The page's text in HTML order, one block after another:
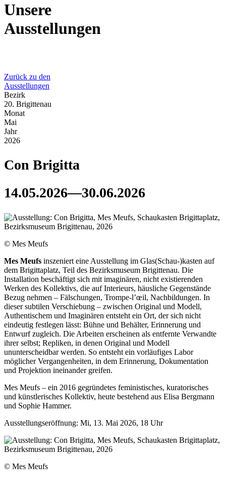
Unsere
Ausstellungen
Zurück zu den
Ausstellungen
Bezirk
20. Brigittenau
Monat
Mai
Jahr
2026
Con Brigitta
14.05.2026—30.06.2026
© Mes Meufs
Mes Meufs inszeniert eine Ausstellung im Glas(Schau-)kasten auf
dem Brigittaplatz, Teil des Bezirksmuseum Brigittenau. Die
Installation beschäftigt sich mit imaginären, nicht existierenden
Werken des Kollektivs, die auf Interieurs, häusliche Gegenstände
Bezug nehmen – Fälschungen, Trompe-l’œil, Nachbildungen. In
dieser subtilen Verschiebung – zwischen Original und Modell,
Authentischem und Imaginären entsteht ein Ort, der sich nicht
eindeutig festlegen lässt: Bühne und Behälter, Erinnerung und
Entwurf zugleich. Die Arbeiten erscheinen als entfernte Verwandte
ihrer selbst; Repliken, in denen Original und Modell
ununterscheidbar werden. So entsteht ein vorläufiges Labor
möglicher Vergangenheiten, in dem Erinnerung, Dokumentation
und Projektion ineinander greifen.
Mes Meufs – ein 2016 gegründetes feministisches, kuratorisches
und künstlerisches Kollektiv, heute bestehend aus Elisa Bergmann
und Sophie Hammer.
Ausstellungseröffnung: Mi, 13. Mai 2026, 18 Uhr
© Mes Meufs